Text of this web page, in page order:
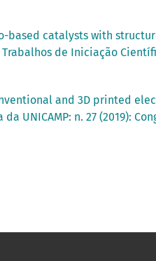
based catalysts with
de Iniciação
and 3D printed
UNICAMP: n. 27 (2019):